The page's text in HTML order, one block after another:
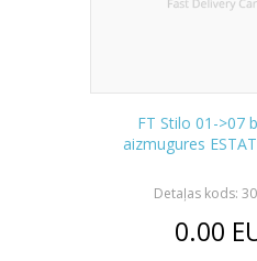
FT Stilo 01->07
aizmugures
Detaļas kods:
0.00